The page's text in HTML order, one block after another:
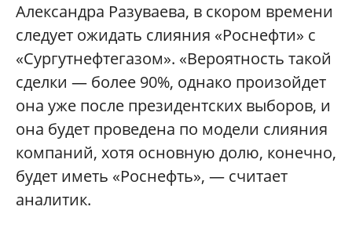
Александра Разуваева, в скором времени
следует ожидать слияния «Роснефти» с
«Сургутнефтегазом». «Вероятность такой
сделки — более 90%, однако произойдет
она уже после президентских выборов, и
она будет проведена по модели слияния
компаний, хотя основную долю, конечно,
будет иметь «Роснефть», — считает
аналитик.